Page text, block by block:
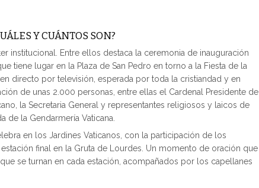
Y CUÁNTOS SON?
institucional. Entre ellos destaca la ceremonia de inauguración
tiene lugar en la Plaza de San Pedro en torno a la Fiesta de la
directo por televisión, esperada por toda la cristiandad y en
de unas 2.000 personas, entre ellas el Cardenal Presidente de
la Secretaria General y representantes religiosos y laicos de
de la Gendarmería Vaticana.
en los Jardines Vaticanos, con la participación de los
final en la Gruta de Lourdes. Un momento de oración que
se turnan en cada estación, acompañados por los capellanes